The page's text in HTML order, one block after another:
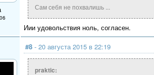
Сам себя не похвалишь ...
Иии удовольствия ноль, согласен.
#8 - 20 августа 2015 в 22:19
praktic: